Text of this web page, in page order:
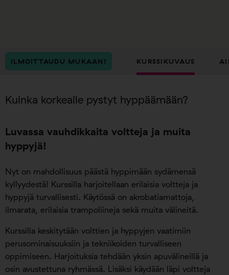
KURSSIKUVAUS
ILMOITTAUDU MUKAAN!
Kuinka korkealle pystyt hyppäämään?
Luvassa vauhdikkaita voltteja ja muita
hyppyjä!
Nyt on mahdollisuus päästä hyppimään sydämensä
kyllyydestä! Kurssilla harjoitellaan erilaisia voltteja ja
hyppyjä turvallisesti. Käytössä on akrobatiamattoja,
ilmarata, erilaisia trampoliineja sekä muita välineitä.
Kurssilla keskitytään volttien ja hyppyjen vaatimiin
perusominaisuuksiin ja tekniikoiden turvalliseen
oppimiseen. Harjoituksia tehdään yksin apuvälineillä ja
osin avustettuna ryhmässä. Lisäksi käydään läpi voltteja